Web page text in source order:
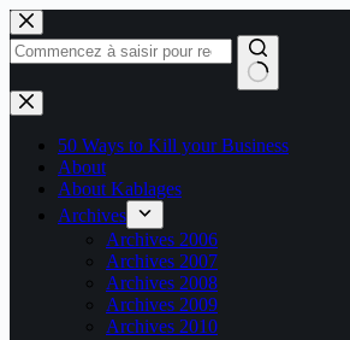
Passer
au
contenu
Aucun
résultat
50 Ways to Kill your Business
About
About Kablages
Archives
Archives 2006
Archives 2007
Archives 2008
Archives 2009
Archives 2010